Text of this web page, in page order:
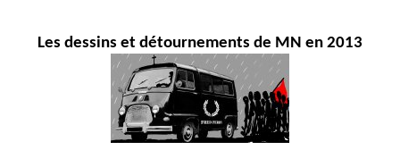
Les dessins et détournements de MN en 2013